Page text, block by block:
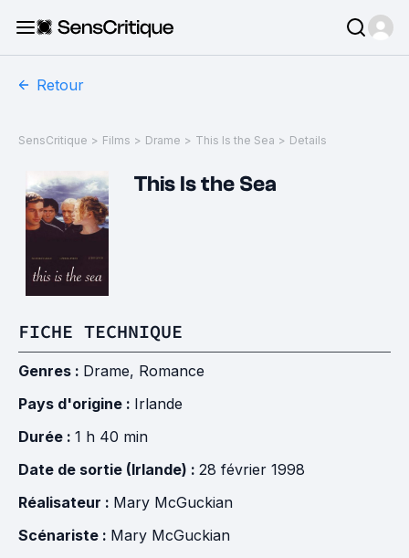
Retour
SensCritique > Films > Drame > This Is the Sea > Details
This Is the Sea
FICHE TECHNIQUE
Genres : Drame, Romance
Pays d'origine : Irlande
Durée : 1 h 40 min
Date de sortie (Irlande) : 28 février 1998
Réalisateur : Mary McGuckian
Scénariste : Mary McGuckian